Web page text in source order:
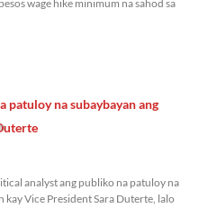
wage hike minimum na sahod sa
patuloy na subaybayan ang
analyst ang publiko na patuloy na
Vice President Sara Duterte, lalo